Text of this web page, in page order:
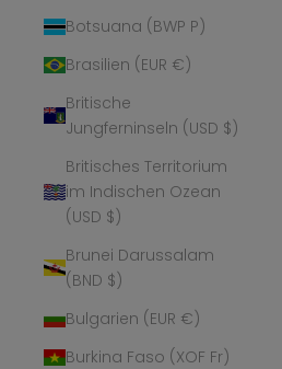
Botsuana (BWP P)
Brasilien (EUR €)
Britische
Jungferninseln (USD $)
Britisches Territorium
im Indischen Ozean
(USD $)
Brunei Darussalam
(BND $)
Bulgarien (EUR €)
Burkina Faso (XOF Fr)